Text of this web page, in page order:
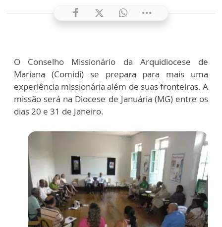
O Conselho Missionário da Arquidiocese de
Mariana (Comidi) se prepara para mais uma
experiência missionária além de suas fronteiras. A
missão será na Diocese de Januária (MG) entre os
dias 20 e 31 de Janeiro.